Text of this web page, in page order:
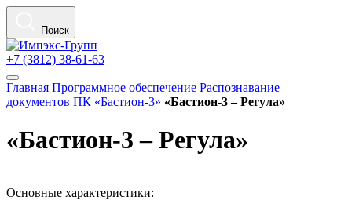
Поиск
+7 (3812) 38-61-63
Главная Программное обеспечение Распознавание
документов ПК «Бастион-3» «Бастион-3 – Регула»
«Бастион-3 – Регула»
Основные характеристики: